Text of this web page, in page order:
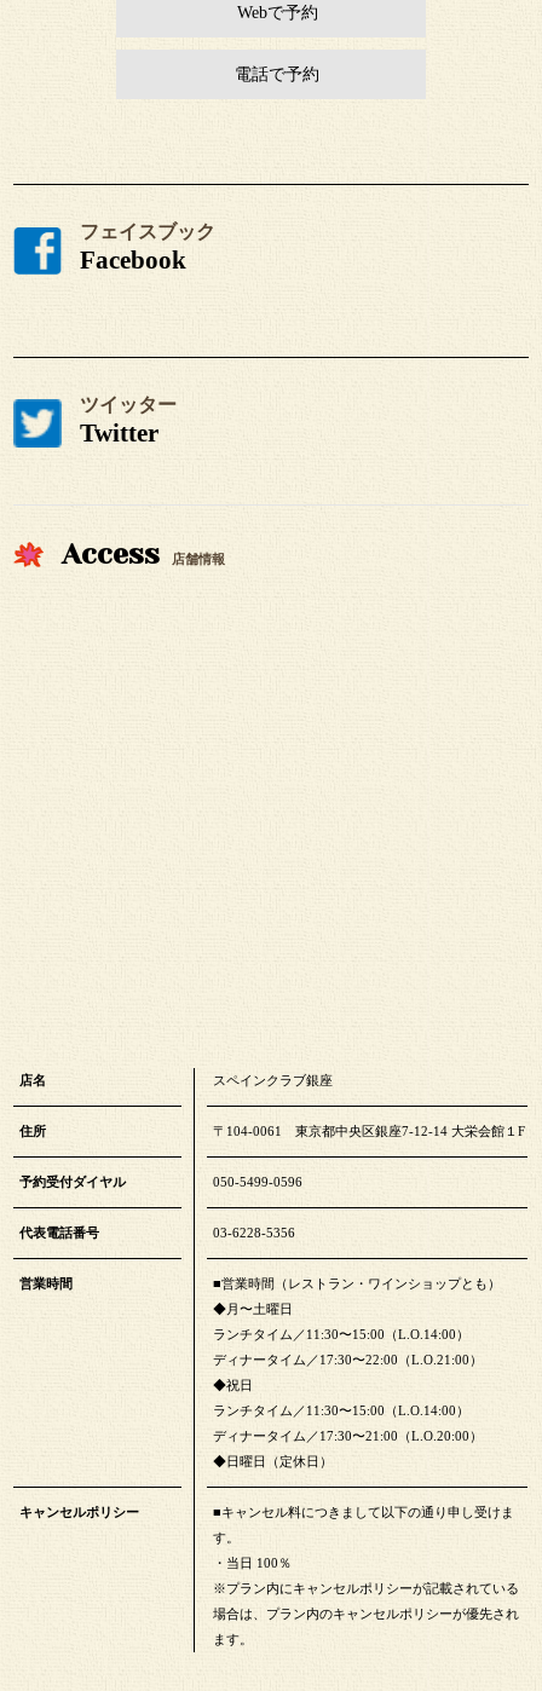
Webで予約
電話で予約
フェイスブック
Facebook
ツイッター
Twitter
Access 店舗情報
店名 スペインクラブ銀座
住所 〒104-0061 東京都中央区銀座7-12-14 大栄会館１F
予約受付ダイヤル 050-5499-0596
代表電話番号 03-6228-5356
営業時間
■営業時間（レストラン・ワインショップとも）
◆月〜土曜日
ランチタイム／11:30〜15:00（L.O.14:00）
ディナータイム／17:30〜22:00（L.O.21:00）
◆祝日
ランチタイム／11:30〜15:00（L.O.14:00）
ディナータイム／17:30〜21:00（L.O.20:00）
◆日曜日（定休日）
キャンセルポリシー
■キャンセル料につきまして以下の通り申し受けま
す。
・当日 100％
※プラン内にキャンセルポリシーが記載されている
場合は、プラン内のキャンセルポリシーが優先され
ます。